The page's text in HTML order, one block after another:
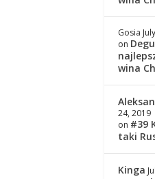
Gosia
on
wina
24, 2019
on #39
taki
Kinga